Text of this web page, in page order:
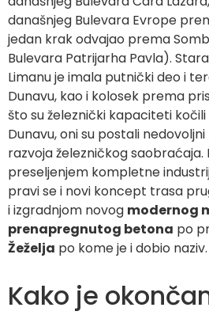
današnjeg Bulevara Evrope
jedan krak odvajao prema
Bulevara Patrijarha Pavla).
Limanu je imala putnički deo i
Dunavu, kao i kolosek prema
što su železnički kapaciteti
Dunavu, oni su postali
razvoja železničkog saobraćaja.
preseljenjem kompletne
pravi se i novi koncept trasa
i izgradnjom novog modernog
prenapregnutog betona po
Žeželja po kome je i dobio naziv.
Kako je